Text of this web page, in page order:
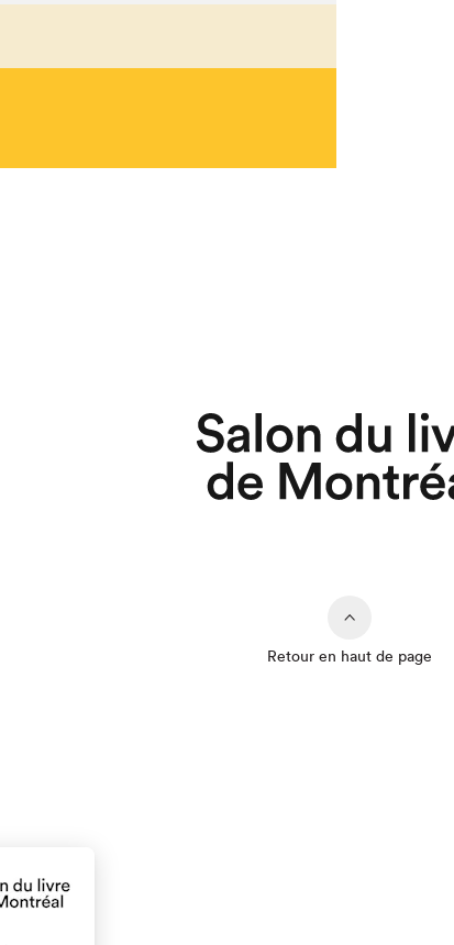
Retour en haut de page